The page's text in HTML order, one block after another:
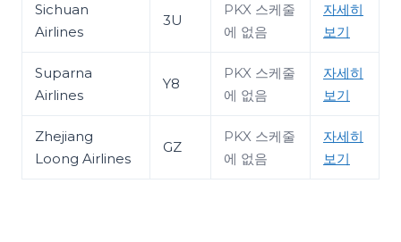
Sichuan
Airlines
3U
PKX 스케줄
에 없음
자세히
보기
Suparna
Airlines
Y8
PKX 스케줄
에 없음
자세히
보기
Zhejiang
Loong Airlines
GZ
PKX 스케줄
에 없음
자세히
보기